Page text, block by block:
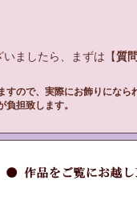
ましたら、まずは【質
すので、実際にお飾りになら
担致します。